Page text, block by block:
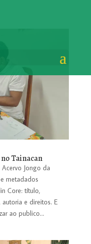
Tainacan
Jongo da
metadados
Core: título,
autoria e direitos. E
ao publico...